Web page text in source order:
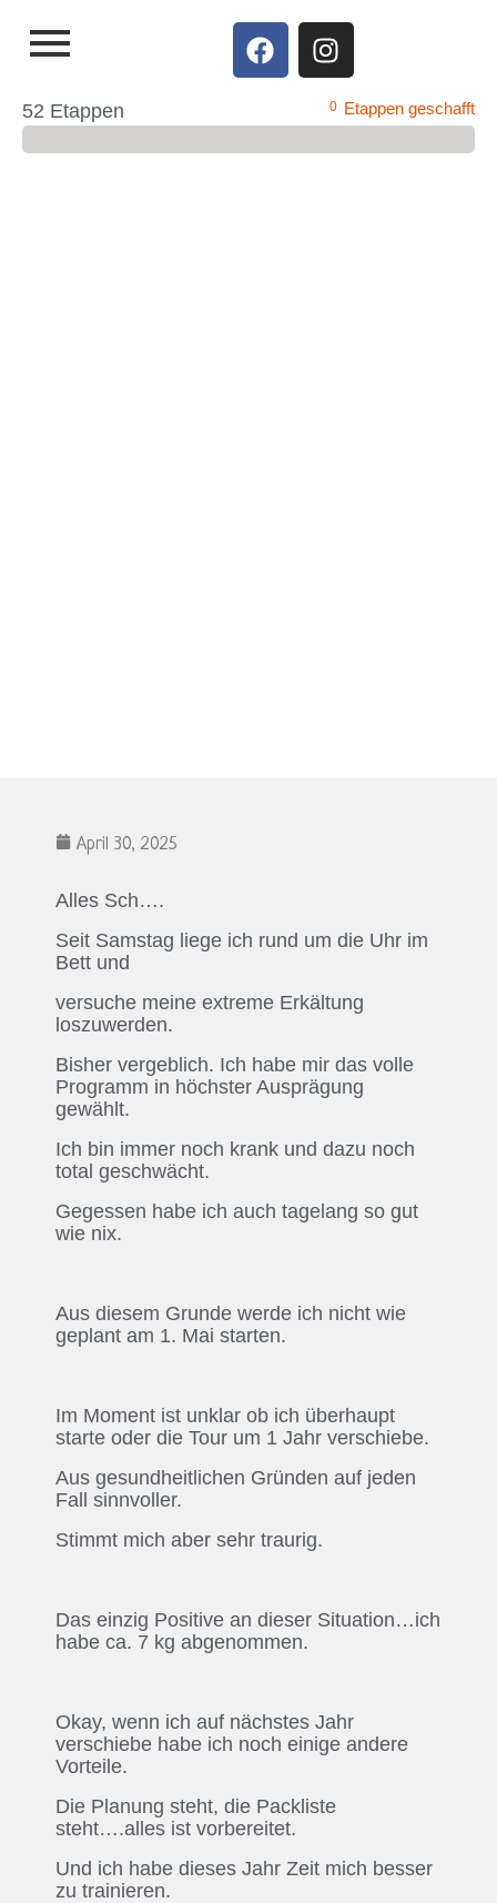
52 Etappen 0 Etappen geschafft
April 30, 2025
Alles Sch….
Seit Samstag liege ich rund um die Uhr im
Bett und
versuche meine extreme Erkältung
loszuwerden.
Bisher vergeblich. Ich habe mir das volle
Programm in höchster Ausprägung
gewählt.
Ich bin immer noch krank und dazu noch
total geschwächt.
Gegessen habe ich auch tagelang so gut
wie nix.
Aus diesem Grunde werde ich nicht wie
geplant am 1. Mai starten.
Im Moment ist unklar ob ich überhaupt
starte oder die Tour um 1 Jahr verschiebe.
Aus gesundheitlichen Gründen auf jeden
Fall sinnvoller.
Stimmt mich aber sehr traurig.
Das einzig Positive an dieser Situation…ich
habe ca. 7 kg abgenommen.
Okay, wenn ich auf nächstes Jahr
verschiebe habe ich noch einige andere
Vorteile.
Die Planung steht, die Packliste
steht….alles ist vorbereitet.
Und ich habe dieses Jahr Zeit mich besser
zu trainieren.